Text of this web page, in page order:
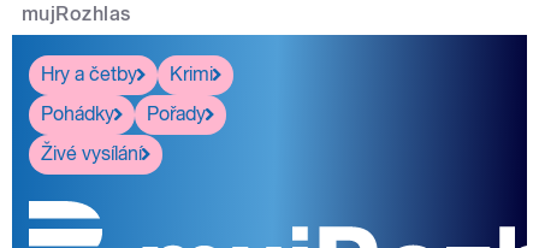
mujRozhlas
Hry a četby
Krimi
Pohádky
Pořady
Živé vysílání